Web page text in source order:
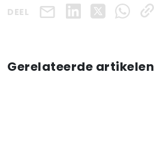
DEEL
Gerelateerde artikelen